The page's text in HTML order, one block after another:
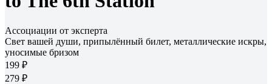
Ассоциации от эксперта
Свет вашей души, припылённый билет, металлические искры,
уносимые бризом
199 ₽
279 ₽